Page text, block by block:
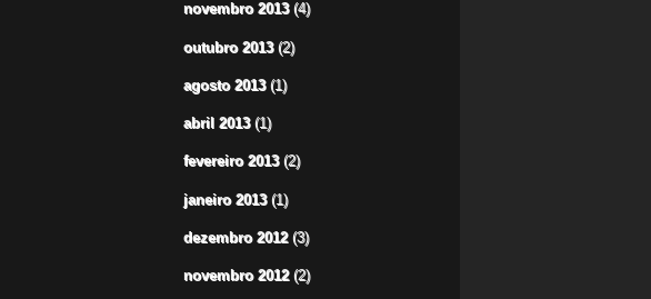
novembro 2013(4)
outubro 2013(2)
agosto 2013(1)
abril 2013(1)
fevereiro 2013(2)
janeiro 2013(1)
dezembro 2012(3)
novembro 2012(2)